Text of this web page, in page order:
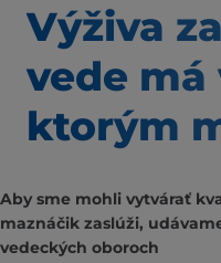
Výživa
vede má
ktorým
Aby sme mohli vytvárať
maznáčik zaslúži,
vedeckých oboroch